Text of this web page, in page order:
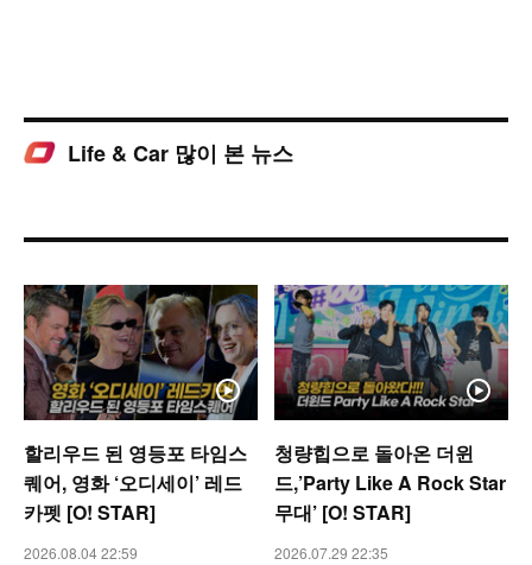
Life & Car 많이 본 뉴스
할리우드 된 영등포 타임스
퀘어, 영화 ‘오디세이’ 레드
카펫 [O! STAR]
2026.08.04 22:59
청량힙으로 돌아온 더윈
드,’Party Like A Rock Star
무대’ [O! STAR]
2026.07.29 22:35